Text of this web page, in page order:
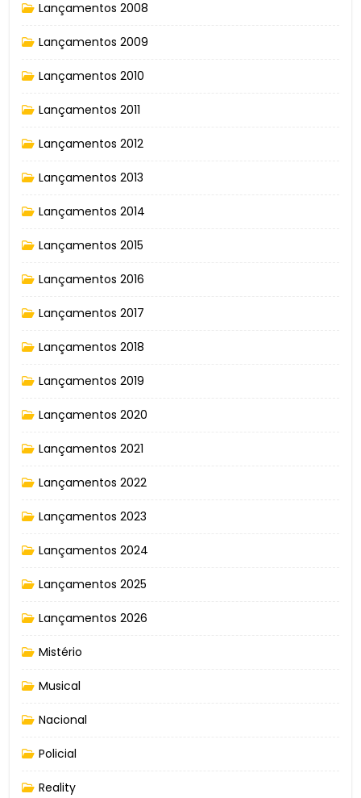
Lançamentos 2008
Lançamentos 2009
Lançamentos 2010
Lançamentos 2011
Lançamentos 2012
Lançamentos 2013
Lançamentos 2014
Lançamentos 2015
Lançamentos 2016
Lançamentos 2017
Lançamentos 2018
Lançamentos 2019
Lançamentos 2020
Lançamentos 2021
Lançamentos 2022
Lançamentos 2023
Lançamentos 2024
Lançamentos 2025
Lançamentos 2026
Mistério
Musical
Nacional
Policial
Reality